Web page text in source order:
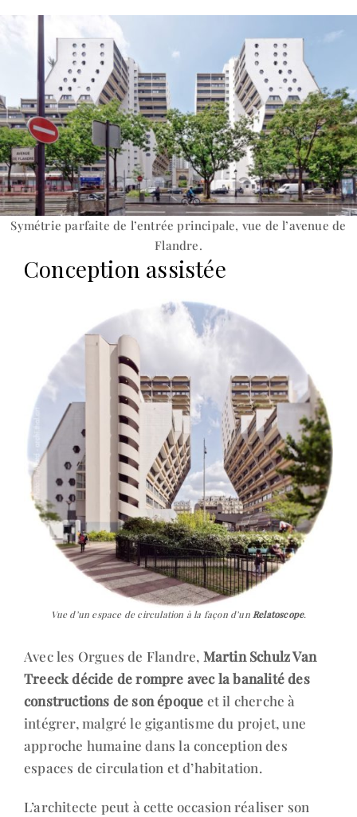
Symétrie parfaite de l’entrée principale, vue de l’avenue de
Flandre.
Conception assistée
Vue d’un espace de circulation à la façon d’un Relatoscope.
Avec les Orgues de Flandre, Martin Schulz Van
Treeck décide de rompre avec la banalité des
constructions de son époque et il cherche à
intégrer, malgré le gigantisme du projet, une
approche humaine dans la conception des
espaces de circulation et d’habitation.
L’architecte peut à cette occasion réaliser son